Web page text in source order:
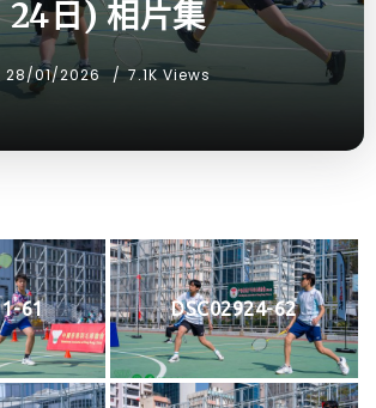
24日) 相片集
28/01/2026 7.1K Views
61 DSC02924-62